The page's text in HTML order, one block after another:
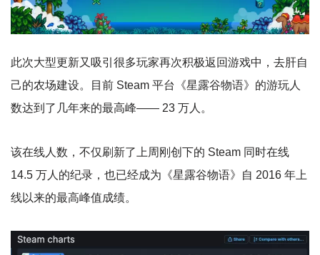
此次大型更新又吸引很多玩家再次积极返回游戏中，去肝自
己的农场建设。目前 Steam 平台《星露谷物语》的游玩人
数达到了几年来的最高峰—— 23 万人。
该在线人数，不仅刷新了上周刚创下的 Steam 同时在线
14.5 万人的纪录，也已经成为《星露谷物语》自 2016 年上
线以来的最高峰值成绩。